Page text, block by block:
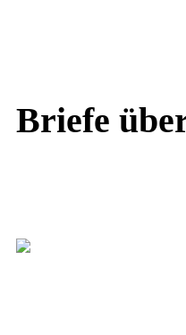
Briefe